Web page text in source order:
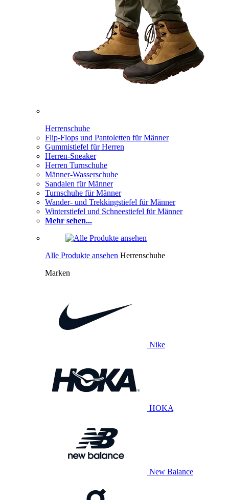
Herrenschuhe
Flip-Flops und Pantoletten für Männer
Gummistiefel für Herren
Herren-Sneaker
Herren Turnschuhe
Männer-Wasserschuhe
Sandalen für Männer
Turnschuhe für Männer
Wander- und Trekkingstiefel für Männer
Winterstiefel und Schneestiefel für Männer
Mehr sehen...
Alle Produkte ansehen Herrenschuhe
Marken
Nike
HOKA
New Balance